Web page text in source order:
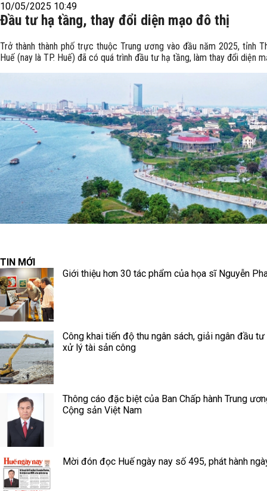
10/05/2025 10:49
Đầu tư hạ tầng, thay đổi diện mạo đô thị
Trở thành thành phố trực thuộc Trung ương vào đầu năm 2025, tỉnh
Huế (nay là TP. Huế) đã có quá trình đầu tư hạ tầng, làm thay đổi diện
TIN MỚI
Giới thiệu hơn 30 tác phẩm của họa sĩ Nguyễn
Công khai tiến độ thu ngân sách, giải ngân đầu
xử lý tài sản công
Thông cáo đặc biệt của Ban Chấp hành Trung
Cộng sản Việt Nam
Mời đón đọc Huế ngày nay số 495, phát hành